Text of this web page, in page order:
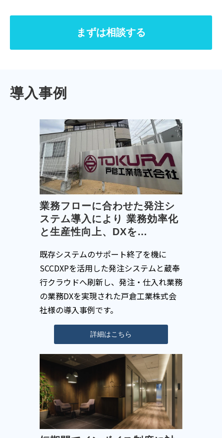
まずは相談する
導入事例
業務フローに合わせた発注シ
ステム導入により 業務効率化
と生産性向上、DXを…
既存システムのサポート終了を機に
SCCDXPを活用した発注システムと蔵奉
行クラウドへ刷新し、発注・仕入れ業務
の業務DXを実現された戸倉工業株式会
社様の導入事例です。
詳細はこちら